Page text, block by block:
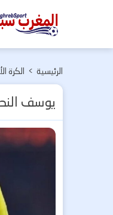
المغرب
الرئيسية > الكرة
يوسف